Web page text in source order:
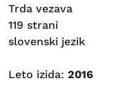
Trda vezava
119 strani
slovenski jezik
Leto izida: 2016